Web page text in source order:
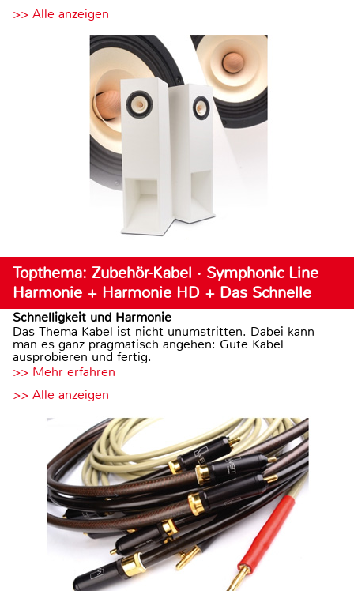
>> Alle anzeigen
Topthema: Zubehör-Kabel · Symphonic Line
Harmonie + Harmonie HD + Das Schnelle
Schnelligkeit und Harmonie
Das Thema Kabel ist nicht unumstritten. Dabei kann
man es ganz pragmatisch angehen: Gute Kabel
ausprobieren und fertig.
>> Mehr erfahren
>> Alle anzeigen